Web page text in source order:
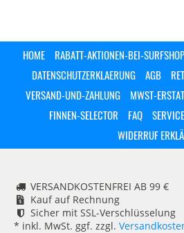
HOME RABATT-AKTIONEN-BEI-
DATENSCHUTZERKLAERUNG
AGB
VERSAND-UND-ZAHLUNG
MWST-
FINNEN-SELECTOR
FAQ SERVICE
WIDERRUF
VERSANDKOSTENFREI AB 99 €
Kauf auf Rechnung
Sicher mit SSL-Verschlüsselung
* inkl. MwSt. ggf. zzgl.